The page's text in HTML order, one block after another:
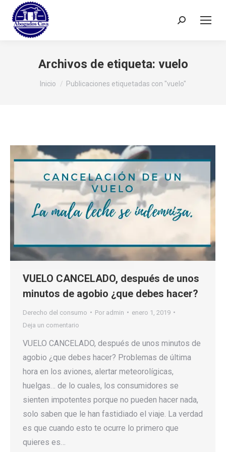
Buscar:
Archivos de etiqueta: vuelo
Estás aquí:
Inicio Publicaciones etiquetadas con "vuelo"
VUELO CANCELADO, después de unos
minutos de agobio ¿que debes hacer?
Derecho del consumo Por admin
enero 1, 2019
Deja un comentario
VUELO CANCELADO, después de unos minutos de
agobio ¿que debes hacer? Problemas de última
hora en los aviones, alertar meteorolígicas,
huelgas… de lo cuales, los consumidores se
sienten impotentes porque no pueden hacer nada,
solo saben que le han fastidiado el viaje. La verdad
es que cuando esto te ocurre lo primero que
quieres es…